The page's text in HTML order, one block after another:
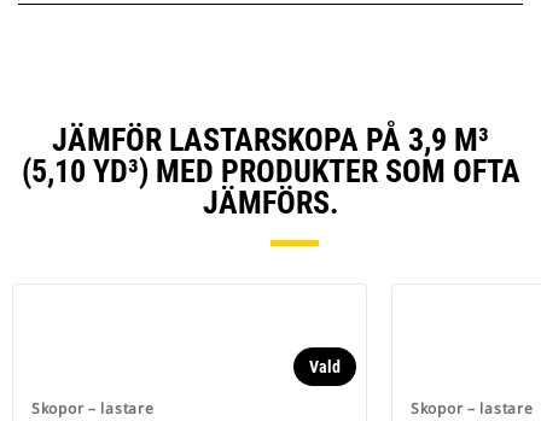
JÄMFÖR LASTARSKOPA PÅ 3,9 M³
(5,10 YD³) MED PRODUKTER SOM OFTA
JÄMFÖRS.
Skopor – lastare
Vald
Skopor – lastare